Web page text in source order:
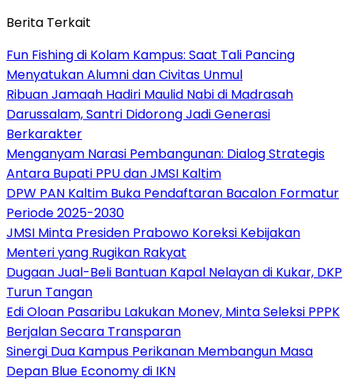
Berita Terkait
Fun Fishing di Kolam Kampus: Saat Tali Pancing
Menyatukan Alumni dan Civitas Unmul
Ribuan Jamaah Hadiri Maulid Nabi di Madrasah
Darussalam, Santri Didorong Jadi Generasi
Berkarakter
Menganyam Narasi Pembangunan: Dialog Strategis
Antara Bupati PPU dan JMSI Kaltim
DPW PAN Kaltim Buka Pendaftaran Bacalon Formatur
Periode 2025-2030
JMSI Minta Presiden Prabowo Koreksi Kebijakan
Menteri yang Rugikan Rakyat
Dugaan Jual-Beli Bantuan Kapal Nelayan di Kukar, DKP
Turun Tangan
Edi Oloan Pasaribu Lakukan Monev, Minta Seleksi PPPK
Berjalan Secara Transparan
Sinergi Dua Kampus Perikanan Membangun Masa
Depan Blue Economy di IKN